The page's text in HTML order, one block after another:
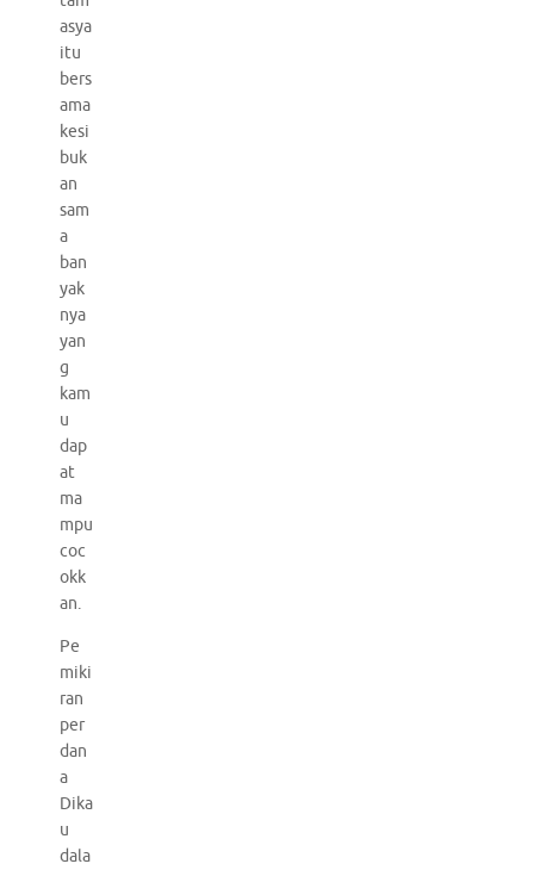
asya
itu
bers
ama
kesi
buk
an
sam
a
ban
yak
nya
yan
g
kam
u
dap
at
ma
mpu
coc
okk
an.
Pe
miki
ran
per
dan
a
Dika
u
dala